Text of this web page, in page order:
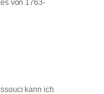
von 1763-
kann ich